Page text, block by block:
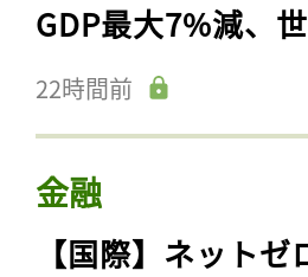
GDP最大7%減、
22時間前
金融
【国際】ネット